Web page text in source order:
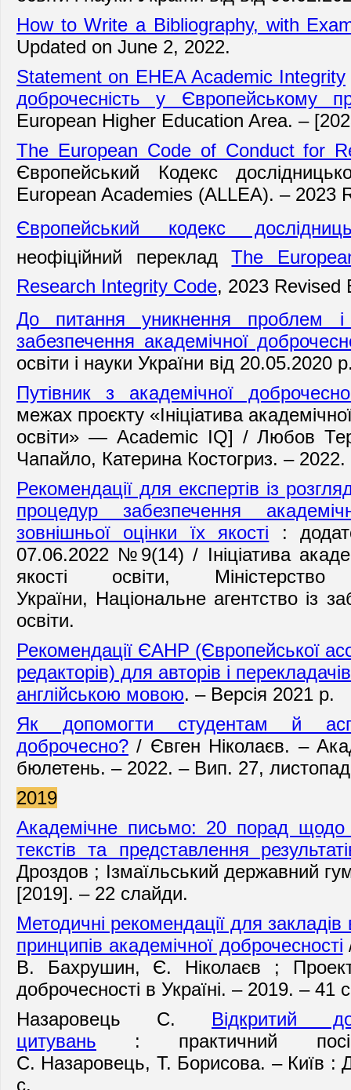
How to Write a Bibliography, with
Updated on June 2, 2022.
Statement on EHEA Academic Integrity
доброчесність у Європейському
European Higher Education Area. –
The European Code of Conduct for
Європейський Кодекс
European Academies (ALLEA). – 2023
Європейський кодекс
неофіційний перекладThe
Research Integrity Code, 2023 Revised
До питання уникнення проблем
забезпечення академічної
освіти і науки України від 20.05.2020
Путівник з академічної
межах проєкту «Ініціатива
освіти» — Academic IQ] / Любов
Чапайло, Катерина Костогриз. –
Рекомендації для експертів із
процедур забезпечення
зовнішньої оцінки їх якості :
07.06.2022 №9(14) / Ініціатива
якості освіти,
України, Національне агентство із
освіти.
Рекомендації ЄАНР (Європейської
редакторів) для авторів і
англійською мовою. – Версія 2021 р.
Як допомогти студентам й
доброчесно? / Євген Ніколаєв. – А
бюлетень. – 2022. – Вип. 27,
2019
Академічне письмо: 20 порад щодо
текстів та представлення
Дроздов ; Ізмаїльський державний
[2019]. – 22 слайди.
Методичні рекомендації для закладів
принципів академічної доброчесності
В. Бахрушин, Є. Ніколаєв ; Проект
доброчесності в Україні. – 2019. – 41
Назаровець С. Відкритий
цитувань : практичний
С. Назаровець, Т. Борисова. – Київ :
с.